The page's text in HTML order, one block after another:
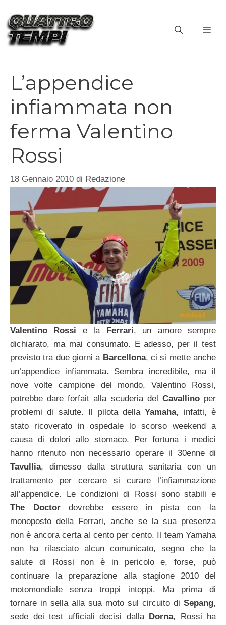
contenuto
L’appendice
infiammata non
ferma Valentino
Rossi
18 Gennaio 2010 di Redazione
Valentino Rossi e la Ferrari, un amore sempre
dichiarato, ma mai consumato. E adesso, per il test
previsto tra due giorni a Barcellona, ci si mette anche
un’appendice infiammata. Sembra incredibile, ma il
nove volte campione del mondo, Valentino Rossi,
potrebbe dare forfait alla scuderia del Cavallinoper
problemi di salute. Il pilota dellaYamaha, infatti, è
stato ricoverato in ospedale lo scorso weekend a
causa di dolori allo stomaco. Per fortuna i medici
hanno ritenuto non necessario operare il 30enne di
Tavullia, dimesso dalla struttura sanitaria con un
trattamento per cercare si curare l’infiammazione
all’appendice. Le condizioni di Rossi sono stabili e
The Doctordovrebbe essere in pista con la
monoposto della Ferrari, anche se la sua presenza
non è ancora certa al cento per cento. Il team Yamaha
non ha rilasciato alcun comunicato, segno che la
salute di Rossi non è in pericolo e, forse, può
continuare la preparazione alla stagione 2010 del
motomondiale senza troppi intoppi. Ma prima di
tornare in sella alla sua moto sul circuito di Sepang,
sede dei test ufficiali decisi dalla Dorna, Rossi ha